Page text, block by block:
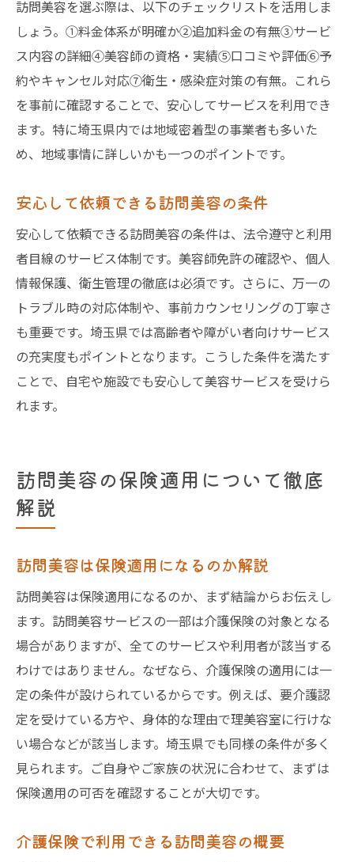
訪問美容を選ぶ際は、以下のチェックリストを活用しま
しょう。①料金体系が明確か②追加料金の有無③サービ
ス内容の詳細④美容師の資格・実績⑤口コミや評価⑥予
約やキャンセル対応⑦衛生・感染症対策の有無。これら
を事前に確認することで、安心してサービスを利用でき
ます。特に埼玉県内では地域密着型の事業者も多いた
め、地域事情に詳しいかも一つのポイントです。
安心して依頼できる訪問美容の条件
安心して依頼できる訪問美容の条件は、法令遵守と利用
者目線のサービス体制です。美容師免許の確認や、個人
情報保護、衛生管理の徹底は必須です。さらに、万一の
トラブル時の対応体制や、事前カウンセリングの丁寧さ
も重要です。埼玉県では高齢者や障がい者向けサービス
の充実度もポイントとなります。こうした条件を満たす
ことで、自宅や施設でも安心して美容サービスを受けら
れます。
訪問美容の保険適用について徹底
解説
訪問美容は保険適用になるのか解説
訪問美容は保険適用になるのか、まず結論からお伝えし
ます。訪問美容サービスの一部は介護保険の対象となる
場合がありますが、全てのサービスや利用者が該当する
わけではありません。なぜなら、介護保険の適用には一
定の条件が設けられているからです。例えば、要介護認
定を受けている方や、身体的な理由で理美容室に行けな
い場合などが該当します。埼玉県でも同様の条件が多く
見られます。ご自身やご家族の状況に合わせて、まずは
保険適用の可否を確認することが大切です。
介護保険で利用できる訪問美容の概要